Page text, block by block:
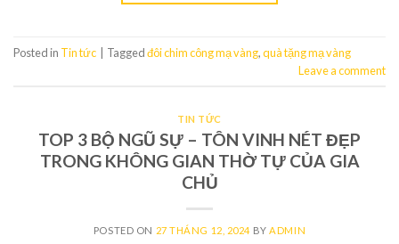
Posted in Tin tức Taggedđôi chim công mạ vàng,quà tặng mạ vàng
Leave a comment
TIN TỨC
TOP 3 BỘ NGŨ SỰ – TÔN VINH NÉT ĐẸP
TRONG KHÔNG GIAN THỜ TỰ CỦA GIA
CHỦ
POSTED ON 27 THÁNG 12, 2024 BYADMIN